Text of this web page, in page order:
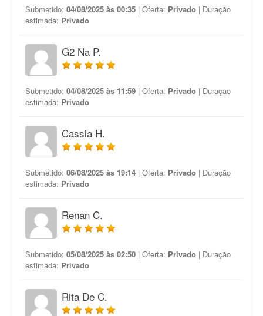
Submetido: 04/08/2025 às 00:35 | Oferta: Privado | Duração
estimada: Privado
G2 Na P.
Submetido: 04/08/2025 às 11:59 | Oferta: Privado | Duração
estimada: Privado
Cassia H.
Submetido: 06/08/2025 às 19:14 | Oferta: Privado | Duração
estimada: Privado
Renan C.
Submetido: 05/08/2025 às 02:50 | Oferta: Privado | Duração
estimada: Privado
Rita De C.